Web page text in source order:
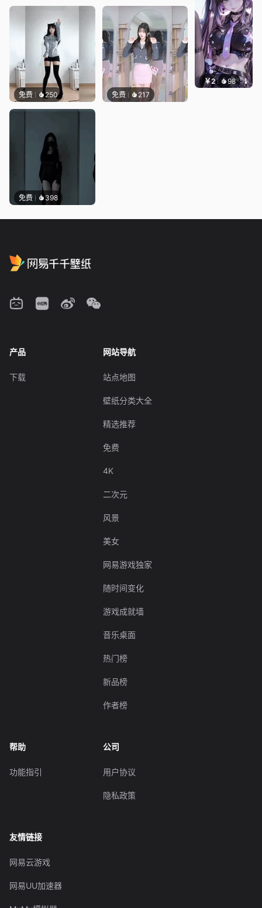
免费 250 免费 217
免费 398
￥2 98 辰东
产品
下载
网站导航
站点地图
壁纸分类大全
精选推荐
免费
4K
二次元
风景
美女
网易游戏独家
随时间变化
游戏成就墙
音乐桌面
热门榜
新品榜
作者榜
帮助
功能指引
公司
用户协议
隐私政策
友情链接
网易云游戏
网易UU加速器